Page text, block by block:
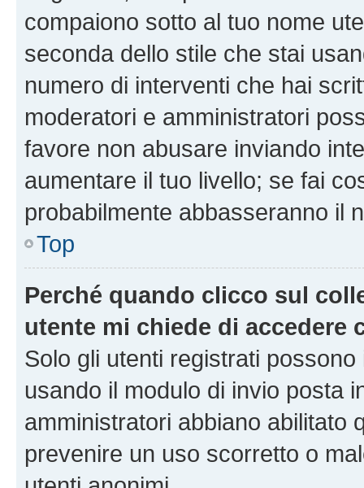
compaiono sotto al tuo nome
seconda dello stile che stai
numero di interventi che hai
moderatori e amministratori
favore non abusare inviando
aumentare il tuo livello; se fai
probabilmente abbasseranno il
Top
Perché quando clicco sul
utente mi chiede di accedere
Solo gli utenti registrati
usando il modulo di invio posta
amministratori abbiano abilitato
prevenire un uso scorretto o